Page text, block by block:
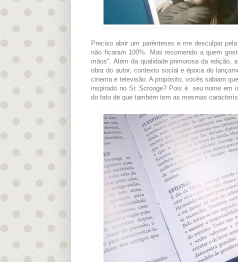
Preciso abrir um parênteses e me desculpar
não ficaram 100%. Mas recomendo a quem
mãos". Além da qualidade primorosa da edição,
obra do autor, contexto social e época do
cinema e televisão. A propósito, vocês sabiam
inspirado no Sr. Scrooge? Pois é. seu nome em
do fato de que também tem as mesmas